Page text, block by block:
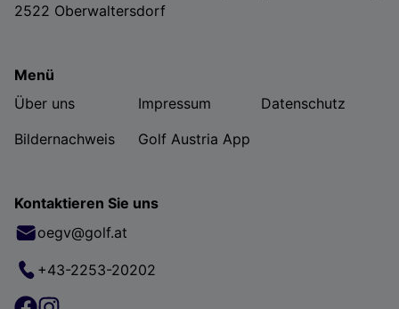
2522 Oberwaltersdorf
Menü
Über uns
Impressum
Datenschutz
Bildernachweis
Golf Austria App
Kontaktieren Sie uns
oegv@golf.at
+43-2253-20202